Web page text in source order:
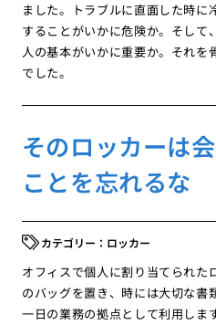
ました。トラブルに直面した時に
することがいかに危険か。そして
人の基本がいかに重要か。それを
でした。
そのロッカーは
ことを忘れるな
ロッカー
オフィスで個人に割り当てられた
のバッグを置き、時には大切な書
一日の業務の拠点として利用しま